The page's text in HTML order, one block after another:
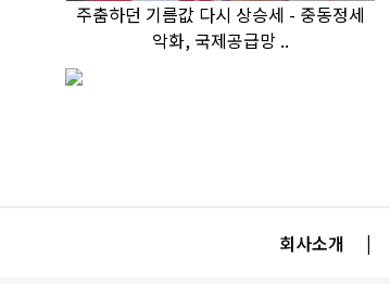
주춤하던 기름값 다시 상승세 - 중동정세
악화, 국제공급망 ..
회사소개 |